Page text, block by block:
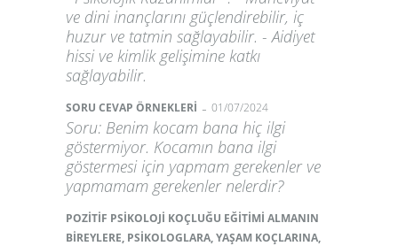
ve dini inançlarını güçlendirebilir, iç
huzur ve tatmin sağlayabilir. - Aidiyet
hissi ve kimlik gelişimine katkı
sağlayabilir.
SORU CEVAP ÖRNEKLERİ - 01/07/2024
Soru: Benim kocam bana hiç ilgi
göstermiyor. Kocamın bana ilgi
göstermesi için yapmam gerekenler ve
yapmamam gerekenler nelerdir?
POZİTİF PSİKOLOJİ KOÇLUĞU EĞİTİMİ ALMANIN
BİREYLERE, PSİKOLOGLARA, YAŞAM KOÇLARINA,